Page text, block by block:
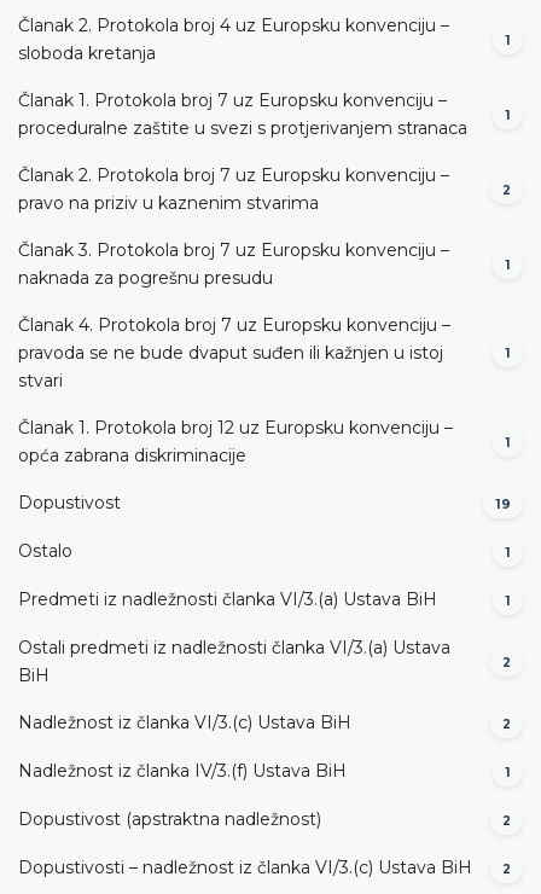
Članak 2. Protokola broj 4 uz Europsku konvenciju –
sloboda kretanja
1
Članak 1. Protokola broj 7 uz Europsku konvenciju –
proceduralne zaštite u svezi s protjerivanjem stranaca
1
Članak 2. Protokola broj 7 uz Europsku konvenciju –
pravo na priziv u kaznenim stvarima
2
Članak 3. Protokola broj 7 uz Europsku konvenciju –
naknada za pogrešnu presudu
1
Članak 4. Protokola broj 7 uz Europsku konvenciju –
pravoda se ne bude dvaput suđen ili kažnjen u istoj
stvari
1
Članak 1. Protokola broj 12 uz Europsku konvenciju –
opća zabrana diskriminacije
1
Dopustivost 19
Ostalo 1
Predmeti iz nadležnosti članka VI/3.(a) Ustava BiH 1
Ostali predmeti iz nadležnosti članka VI/3.(a) Ustava
BiH
2
Nadležnost iz članka VI/3.(c) Ustava BiH 2
Nadležnost iz članka IV/3.(f) Ustava BiH 1
Dopustivost (apstraktna nadležnost) 2
Dopustivosti – nadležnost iz članka VI/3.(c) Ustava BiH 2